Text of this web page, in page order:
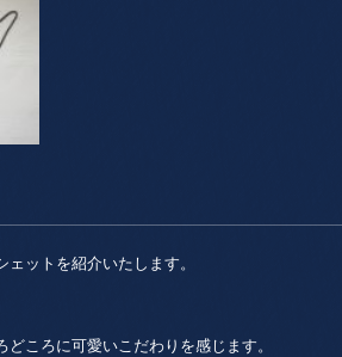
ットを紹介いたします。
ころに可愛いこだわりを感じます。